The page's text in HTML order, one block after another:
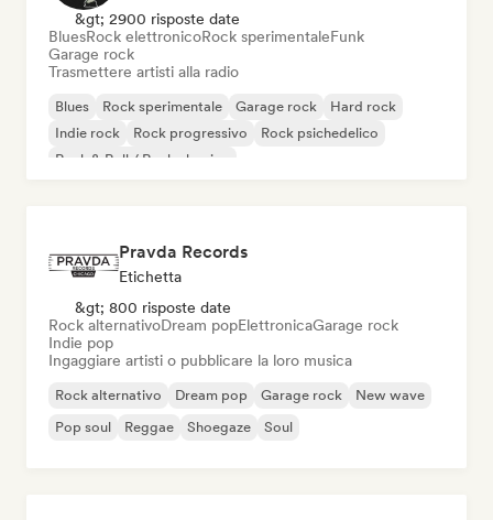
&gt; 2900 risposte date
BluesRock elettronicoRock sperimentaleFunk
Garage rock
Trasmettere artisti alla radio
Blues Rock sperimentale Garage rock
Hard rock
Indie rock
Rock progressivo
Rock psichedelico
Rock & Roll / Rock classico
Pravda Records
Etichetta
&gt; 800 risposte date
Rock alternativoDream popElettronicaGarage rock
Indie pop
Ingaggiare artisti o pubblicare la loro musica
Rock alternativo Dream pop Garage rock
New wave
Pop soul
Reggae Shoegaze Soul